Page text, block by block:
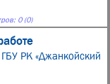
0 (0)
ГБУ РК «Джанкойский